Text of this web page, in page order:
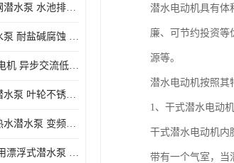
高扬程不锈钢潜水泵 水池排水 变频 井用潜水电泵供应 能耗低 工厂批发
不锈钢潜海水泵 耐盐碱腐蚀 大流量 立式卧式下吸式安装 厂家定制
津奥特 全铜电机 异步交流低压潜水电机 运行稳定售后质保 致电咨询
漂浮式卧式潜水泵 叶轮不锈钢材质 大流量 变频抽水泵 厂家质保售后
地热温泉井热水潜水泵 变频不锈钢 130直径油泵 高温深井泵 津奥特
津奥特 河道用漂浮式潜水泵 不锈钢泵轴 大口径大流量 产品可定制
潜水电动机具有体
廉、可节约投资等
源等。
潜水电动机按照其
1、干式潜水电动机
干式潜水电动机内
带有一个气室，当